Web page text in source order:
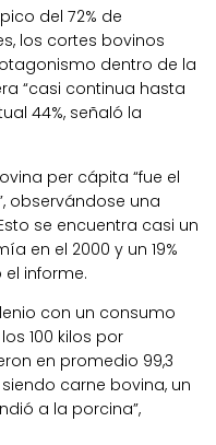
del 72% de
los cortes bovinos
dentro de la
“casi continua hasta
44%, señaló la
per cápita “fue el
observándose una
se encuentra casi un
en el 2000 y un 19%
el informe.
con un consumo
100 kilos por
en promedio 99,3
carne bovina, un
a la porcina”,